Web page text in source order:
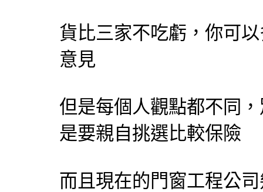
貨比三家不吃虧，你可
意見
但是每個人觀點都不同
是要親自挑選比較保險
而且現在的門窗工程公